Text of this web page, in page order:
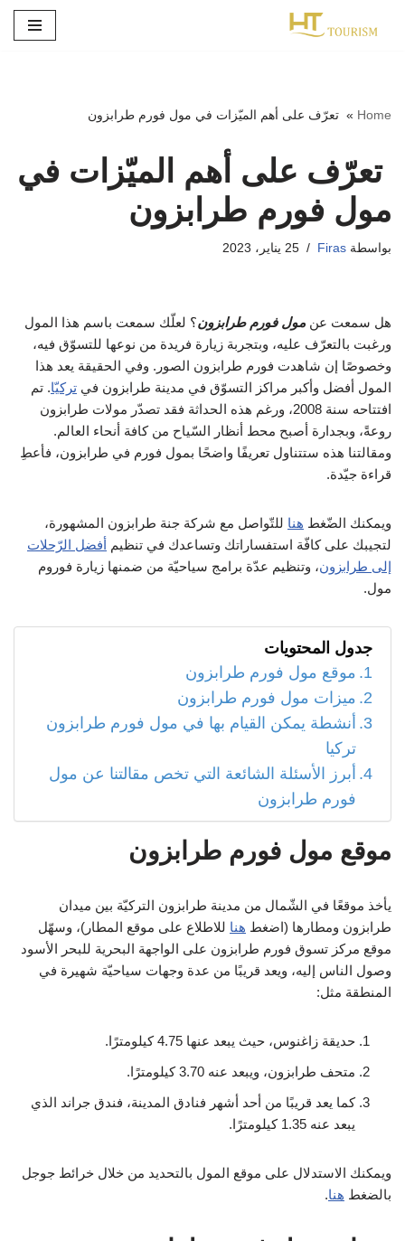
Home
» تعرّف على أهم الميّزات في مول فورم طرابزون
تعرّف على أهم الميّزات في
مول فورم طرابزون
بواسطة Firas 25 يناير، 2023
هل سمعت عن مول فورم طرابزون؟ لعلّك سمعت باسم هذا المول
ورغبت بالتعرّف عليه، وبتجربة زيارة فريدة من نوعها للتسوّق فيه،
وخصوصًا إن شاهدت فورم طرابزون الصور. وفي الحقيقة يعد هذا
المول أفضل وأكبر مراكز التسوّق في مدينة طرابزون في تركيّا. تم
افتتاحه سنة 2008، ورغم هذه الحداثة فقد تصدّر مولات طرابزون
روعةً، وبجدارة أصبح محط أنظار السّياح من كافة أنحاء العالم.
ومقالتنا هذه ستتناول تعريفًا واضحًا بمول فورم في طرابزون، فأعطِ
قراءة جيّدة.
ويمكنك الضّغط هنا للتّواصل مع شركة جنة طرابزون المشهورة،
لتجيبك على كافّة استفساراتك وتساعدك في تنظيم أفضل الرّحلات
إلى طرابزون، وتنظيم عدّة برامج سياحيّة من ضمنها زيارة فوروم
مول.
جدول المحتويات
موقع مول فورم طرابزون
ميزات مول فورم طرابزون
أنشطة يمكن القيام بها في مول فورم طرابزون
تركيا
أبرز الأسئلة الشائعة التي تخص مقالتنا عن مول
فورم طرابزون
موقع مول فورم طرابزون
يأخذ موقعًا في الشّمال من مدينة طرابزون التركيّة بين ميدان
طرابزون ومطارها (اضغط هنا للاطلاع على موقع المطار)، وسهّل
موقع مركز تسوق فورم طرابزون على الواجهة البحرية للبحر الأسود
وصول الناس إليه، ويعد قريبًا من عدة وجهات سياحيّة شهيرة في
المنطقة مثل:
حديقة زاغنوس، حيث يبعد عنها 4.75 كيلومترًا.
متحف طرابزون، ويبعد عنه 3.70 كيلومترًا.
كما يعد قريبًا من أحد أشهر فنادق المدينة، فندق جراند الذي
يبعد عنه 1.35 كيلومترًا.
ويمكنك الاستدلال على موقع المول بالتحديد من خلال خرائط جوجل
بالضغط هنا.